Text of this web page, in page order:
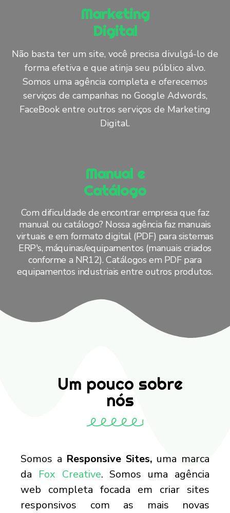
Marketing
Digital
Não basta ter um site, você precisa divulgá-lo de
forma efetiva e que atinja seu público alvo.
Somos uma agência completa e oferecemos
serviços de campanhas no Google Adwords,
FaceBook entre outros serviços de Marketing
Digital.
Manual e
Catálogo
Com dificuldade de encontrar empresa que faz
manual ou catálogo? Nossa agência faz manuais
virtuais e em formato digital (PDF) para sistemas
ERP's, máquinas/equipamentos (manuais criados
conforme a NR12). Catálogos em PDF para
equipamentos industriais entre outros produtos.
Um pouco sobre
nós
Somos a Responsive Sites, uma marca
da Fox Creative. Somos uma agência
web completa focada em criar sites
responsivos com as mais novas